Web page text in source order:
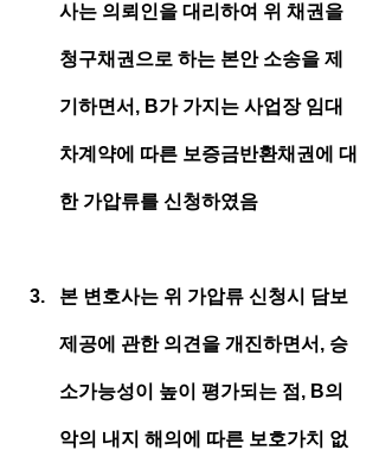
사는 의뢰인을 대리하여 위 채권을
청구채권으로 하는 본안 소송을 제
기하면서, B가 가지는 사업장 임대
차계약에 따른 보증금반환채권에 대
한 가압류를 신청하였음
본 변호사는 위 가압류 신청시 담보
제공에 관한 의견을 개진하면서, 승
소가능성이 높이 평가되는 점, B의
악의 내지 해의에 따른 보호가치 없